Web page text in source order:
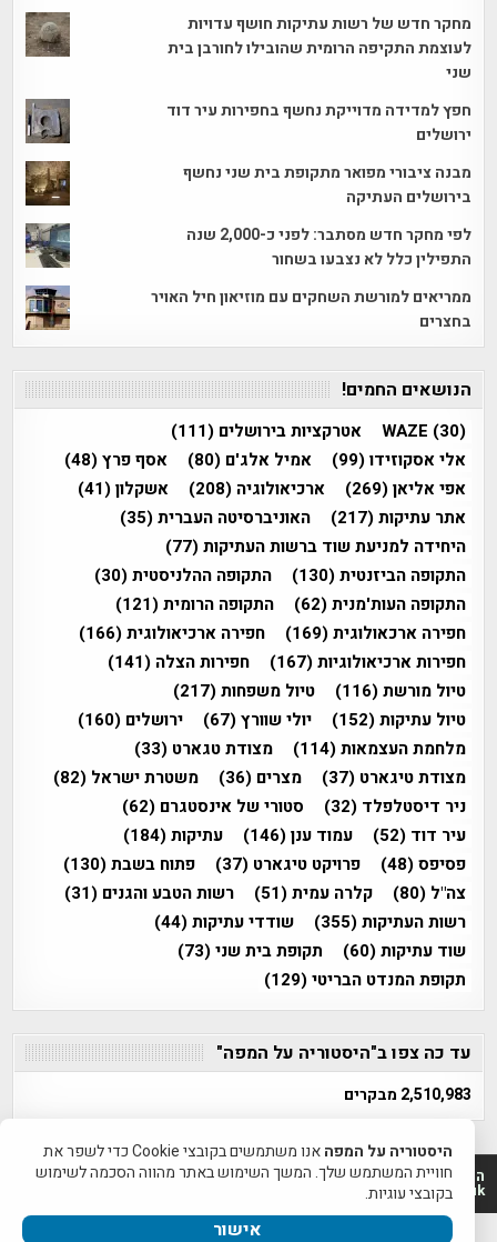
מחקר חדש של רשות עתיקות חושף עדויות
לעוצמת התקיפה הרומית שהובילו לחורבן בית
שני
חפץ למדידה מדוייקת נחשף בחפירות עיר דוד
ירושלים
מבנה ציבורי מפואר מתקופת בית שני נחשף
בירושלים העתיקה
לפי מחקר חדש מסתבר: לפני כ-2,000 שנה
התפילין כלל לא נצבעו בשחור
ממריאים למורשת השחקים עם מוזיאון חיל האויר
בחצרים
הנושאים החמים!
WAZE (30) אטרקציות בירושלים (111)
אלי אסקוזידו(99) אמיל אלג'ם (80) אסף פרץ(48)
אפי אליאן(269) ארכיאולוגיה (208) אשקלון(41)
אתר עתיקות(217) האוניברסיטה העברית(35)
היחידה למניעת שוד ברשות העתיקות(77)
התקופה הביזנטית(130) התקופה ההלניסטית(30)
התקופה העות'מנית(62) התקופה הרומית(121)
חפירה ארכאולוגית(169) חפירה ארכיאולוגית(166)
חפירות ארכיאולוגיות(167) חפירות הצלה (141)
טיול מורשת(116) טיול משפחות(217)
טיול עתיקות(152) יולי שוורץ(67) ירושלים (160)
מלחמת העצמאות(114) מצודת טגארט (33)
מצודת טיגארט (37) מצרים (36) משטרת ישראל (82)
ניר דיסטלפלד (32) סטורי של אינסטגרם (62)
עיר דוד (52) עמוד ענן(146) עתיקות(184)
פסיפס(48) פרויקט טיגארט (37) פתוח בשבת(130)
צה"ל (80) קלרה עמית(51) רשות הטבע והגנים (31)
רשות העתיקות(355) שודדי עתיקות(44)
שוד עתיקות(60) תקופת בית שני(73)
תקופת המנדט הבריטי(129)
עד כה צפו ב"היסטוריה על המפה"
2,510,983 מבקרים
היסטוריה על המפה 2011-2026 | פרוייקט טיגארט 2012-2026|
www.mapah.co.il | www.tegart.uk
היסטוריה על המפה
אנו משתמשים בקובצי Cookie כדי לשפר את
חוויית המשתמש שלך. המשך השימוש באתר מהווה הסכמה לשימוש
בקובצי עוגיות.
אישור